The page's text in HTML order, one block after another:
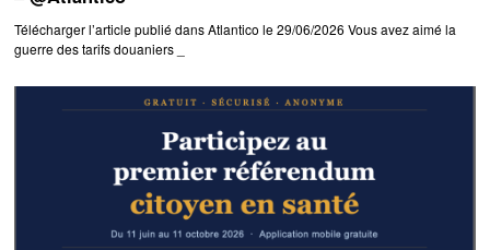
Télécharger l’article publié dans Atlantico le 29/06/2026 Vous avez aimé la
guerre des tarifs douaniers _